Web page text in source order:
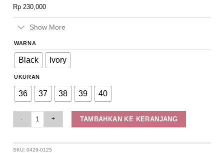
Rp 230,000
Show More
WARNA
Black Ivory
UKURAN
36 37 38 39 40
TAMBAHKAN KE KERANJANG
SKU:0429-0125